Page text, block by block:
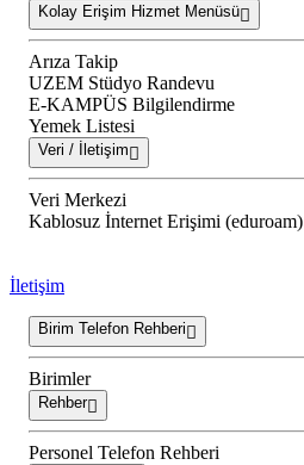
Kolay Erişim Hizmet Menüsü
Arıza Takip
UZEM Stüdyo Randevu
E-KAMPÜS Bilgilendirme
Yemek Listesi
Veri / İletişim
Veri Merkezi
Kablosuz İnternet Erişimi (eduroam)
İletişim
Birim Telefon Rehberi
Birimler
Rehber
Personel Telefon Rehberi